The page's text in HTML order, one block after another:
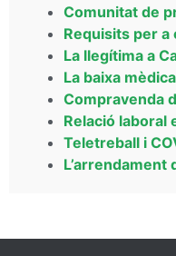
Comunitat de
Requisits per
La llegítima a
La baixa mèdica
Compravenda
Relació laboral
Teletreball i
L’arrendament